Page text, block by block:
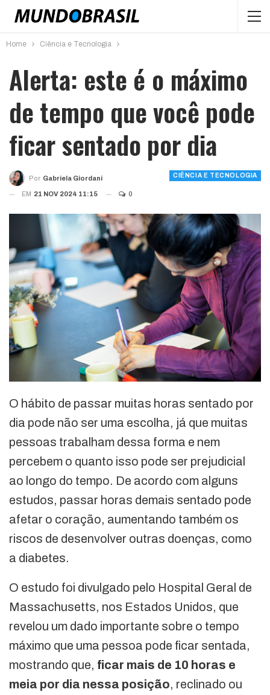
Home Ciência e Tecnologia
Alerta: este é o máximo
de tempo que você pode
ficar sentado por dia
CIÊNCIA E TECNOLOGIA
Por Gabriela Giordani
EM 21 NOV 2024 11:15 0
O hábito de passar muitas horas sentado por
dia pode não ser uma escolha, já que muitas
pessoas trabalham dessa forma e nem
percebem o quanto isso pode ser prejudicial
ao longo do tempo. De acordo com alguns
estudos, passar horas demais sentado pode
afetar o coração, aumentando também os
riscos de desenvolver outras doenças, como
a diabetes.
O estudo foi divulgado pelo Hospital Geral de
Massachusetts, nos Estados Unidos, que
revelou um dado importante sobre o tempo
máximo que uma pessoa pode ficar sentada,
mostrando que, ficar mais de 10 horas e
meia por dia nessa posição, reclinado ou